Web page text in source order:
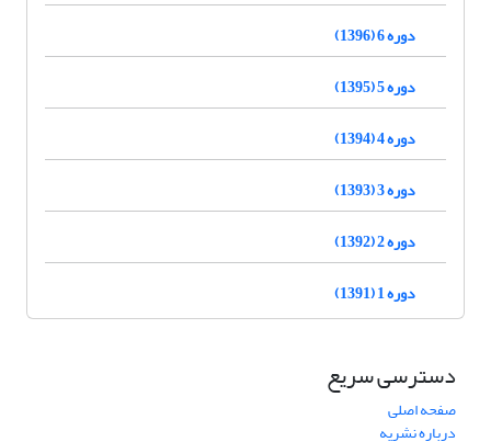
دوره 6 (1396)
دوره 5 (1395)
دوره 4 (1394)
دوره 3 (1393)
دوره 2 (1392)
دوره 1 (1391)
دسترسی سریع
صفحه اصلی
درباره نشریه